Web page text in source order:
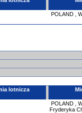
POLAND
lotnicza
POLAND
Fryderyka